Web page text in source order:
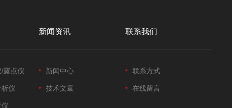
露点仪
仪
新闻资讯
新闻中心
技术文章
联系我们
联系方式
在线留言